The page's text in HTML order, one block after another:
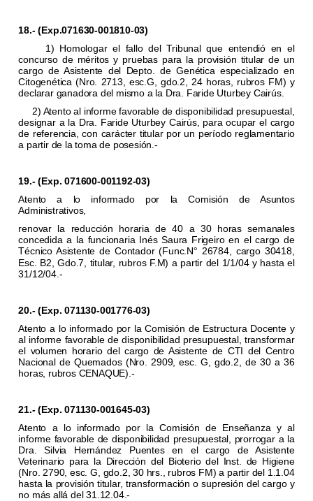
18.- (Exp.071630-001810-03)
1) Homologar el fallo del Tribunal que entendió en el
concurso de méritos y pruebas para la provisión titular de un
cargo de Asistente del Depto. de Genética especializado en
Citogenética (Nro. 2713, esc.G, gdo.2, 24 horas, rubros FM) y
declarar ganadora del mismo a la Dra. Faride Uturbey Cairús.
2) Atento al informe favorable de disponibilidad presupuestal,
designar a la Dra. Faride Uturbey Cairús, para ocupar el cargo
de referencia, con carácter titular por un período reglamentario
a partir de la toma de posesión.-
19.- (Exp. 071600-001192-03)
Atento a lo informado por la Comisión de Asuntos
Administrativos,
renovar la reducción horaria de 40 a 30 horas semanales
concedida a la funcionaria Inés Saura Frigeiro en el cargo de
Técnico Asistente de Contador (Func.N° 26784, cargo 30418,
Esc. B2, Gdo.7, titular, rubros F.M) a partir del 1/1/04 y hasta el
31/12/04.-
20.- (Exp. 071130-001776-03)
Atento a lo informado por la Comisión de Estructura Docente y
al informe favorable de disponibilidad presupuestal, transformar
el volumen horario del cargo de Asistente de CTI del Centro
Nacional de Quemados (Nro. 2909, esc. G, gdo.2, de 30 a 36
horas, rubros CENAQUE).-
21.- (Exp. 071130-001645-03)
Atento a lo informado por la Comisión de Enseñanza y al
informe favorable de disponibilidad presupuestal, prorrogar a la
Dra. Silvia Hernández Puentes en el cargo de Asistente
Veterinario para la Dirección del Bioterio del Inst. de Higiene
(Nro. 2790, esc. G, gdo.2, 30 hrs., rubros FM) a partir del 1.1.04
hasta la provisión titular, transformación o supresión del cargo y
no más allá del 31.12.04.-